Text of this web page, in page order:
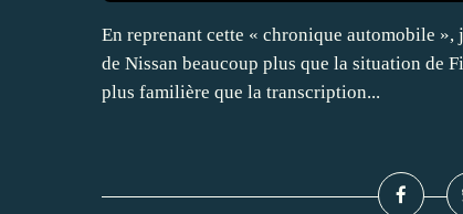
En reprenant cette « chronique automobile
de Nissan beaucoup plus que la situation de
plus familière que la transcription...